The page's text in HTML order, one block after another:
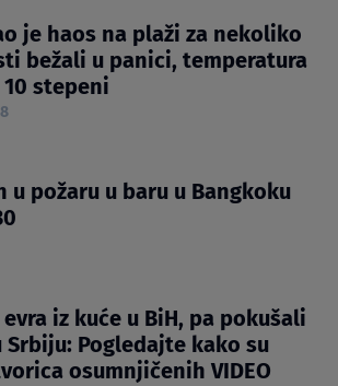
je haos na plaži za nekoliko
bežali u panici, temperatura
stepeni
8
u požaru u baru u Bangkoku
iz kuće u BiH, pa pokušali
Srbiju: Pogledajte kako su
osumnjičenih VIDEO